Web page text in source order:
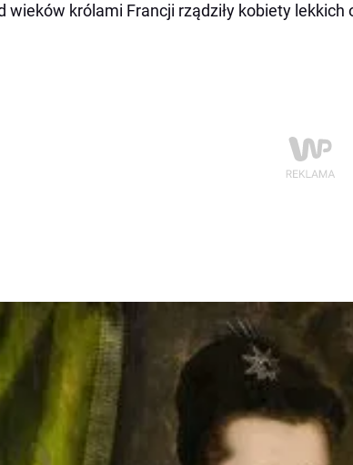
wieków królami Francji rządziły kobiety lekkich